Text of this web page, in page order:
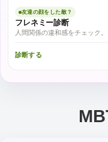
友達の顔をした敵？
フレネミー診断
人間関係の違和感をチェック。
診断する